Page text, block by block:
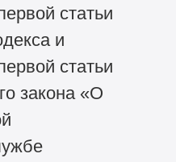
статьи
и
статьи
закона «О